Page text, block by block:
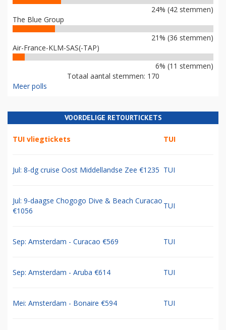
24% (42 stemmen)
The Blue Group
21% (36 stemmen)
Air-France-KLM-SAS(-TAP)
6% (11 stemmen)
Totaal aantal stemmen: 170
Meer polls
VOORDELIGE RETOURTICKETS
TUI vliegtickets TUI
Jul: 8-dg cruise Oost Middellandse Zee €1235 TUI
Jul: 9-daagse Chogogo Dive & Beach Curacao
€1056
TUI
Sep: Amsterdam - Curacao €569 TUI
Sep: Amsterdam - Aruba €614 TUI
Mei: Amsterdam - Bonaire €594 TUI